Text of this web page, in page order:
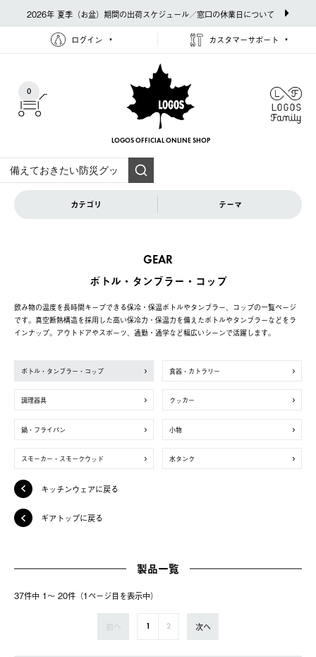
2026年 夏季（お盆）期間の出荷スケジュール／窓口の休業日について
ログイン カスタマーサポート
0
LOGOS OFFICIAL ONLINE SHOP
カテゴリ テーマ
GEAR
ボトル・タンブラー・コップ
飲み物の温度を長時間キープできる保冷・保温ボトルやタンブラー、コップの一覧ページ
です。真空断熱構造を採用した高い保冷力・保温力を備えたボトルやタンブラーなどをラ
インナップ。アウトドアやスポーツ、通勤・通学など幅広いシーンで活躍します。
ボトル・タンブラー・コップ 食器・カトラリー
調理器具 クッカー
鍋・フライパン 小物
スモーカー・スモークウッド 水タンク
キッチンウェアに戻る
ギアトップに戻る
製品一覧
37件中 1〜 20件（1ページ⽬を表⽰中）
前へ 1 2 次へ